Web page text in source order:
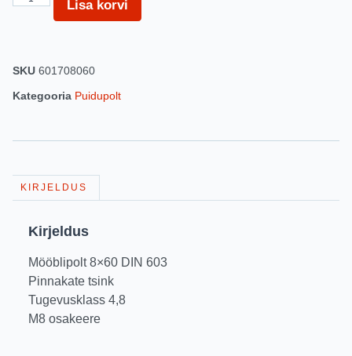
Lisa korvi
SKU 601708060
Kategooria Puidupolt
KIRJELDUS
Kirjeldus
Mööblipolt 8×60 DIN 603
Pinnakate tsink
Tugevusklass 4,8
M8 osakeere